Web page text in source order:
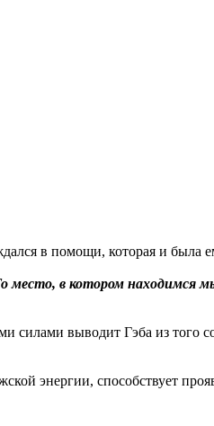
в помощи, которая и была
место, в котором находимся
силами выводит Гэба из того
энергии, способствует